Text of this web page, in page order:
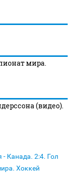
мира.
(видео).
- Канада. 2:4. Гол
Хоккей